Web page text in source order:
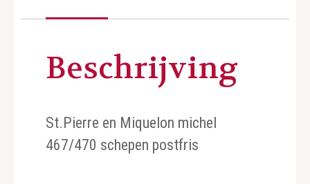
Beschrijving
St.Pierre en Miquelon michel
467/470 schepen postfris